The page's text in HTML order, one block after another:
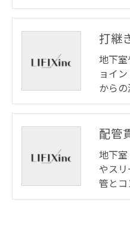
地下
ョイ
から
地下
やス
管と